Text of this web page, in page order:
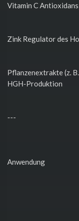
Vitamin C
Zink Regulator des
Pflanzenextrakte (z.
HGH-Produktion
---
Anwendung